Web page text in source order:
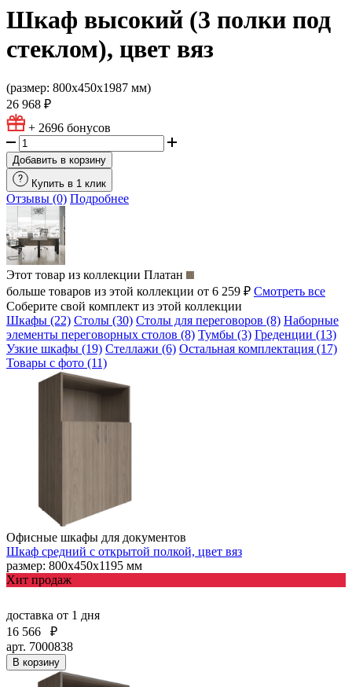
Шкаф высокий (3 полки под
стеклом), цвет вяз
(размер: 800х450х1987 мм)
26 968 ₽
+ 2696 бонусов
Добавить в корзину
Купить в 1 клик
Отзывы (0) Подробнее
Этот товар из коллекции Платан
больше товаров из этой коллекции от 6 259 ₽ Смотреть все
Соберите свой комплект из этой коллекции
Шкафы (22) Столы (30) Столы для переговоров (8) Наборные
элементы переговорных столов (8) Тумбы (3) Греденции (13)
Узкие шкафы (19) Стеллажи (6) Остальная комплектация (17)
Товары с фото (11)
Офисные шкафы для документов
Шкаф средний с открытой полкой, цвет вяз
размер: 800х450х1195 мм
Хит продаж
доставка от 1 дня
16 566
₽
арт. 7000838
В корзину